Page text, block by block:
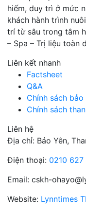
hiếm, duy trì ở mức
khách hành trình
trí từ sâu trong tâm
– Spa – Trị liệu toàn
Liên kết nhanh
Factsheet
Q&A
Chính sách bảo
Chính sách
Liên hệ
Địa chỉ: Bảo Yên,
Điện thoại: 0210
Email: cskh-
Website: Lynntimes